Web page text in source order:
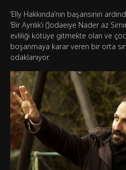
‘Elly Hakkında’nın başarısının
‘Bir Ayrılık’ı (‘Jodaeiye Nader az
evliliği kötüye gitmekte olan ve
boşanmaya karar veren bir orta
odaklanıyor.